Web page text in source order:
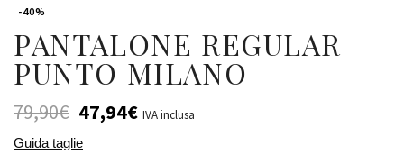
-40%
PANTALONE REGULAR
PUNTO MILANO
79,90€ 47,94€ IVA inclusa
Guida taglie